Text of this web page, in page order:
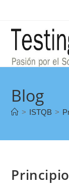
Blog
> ISTQB >